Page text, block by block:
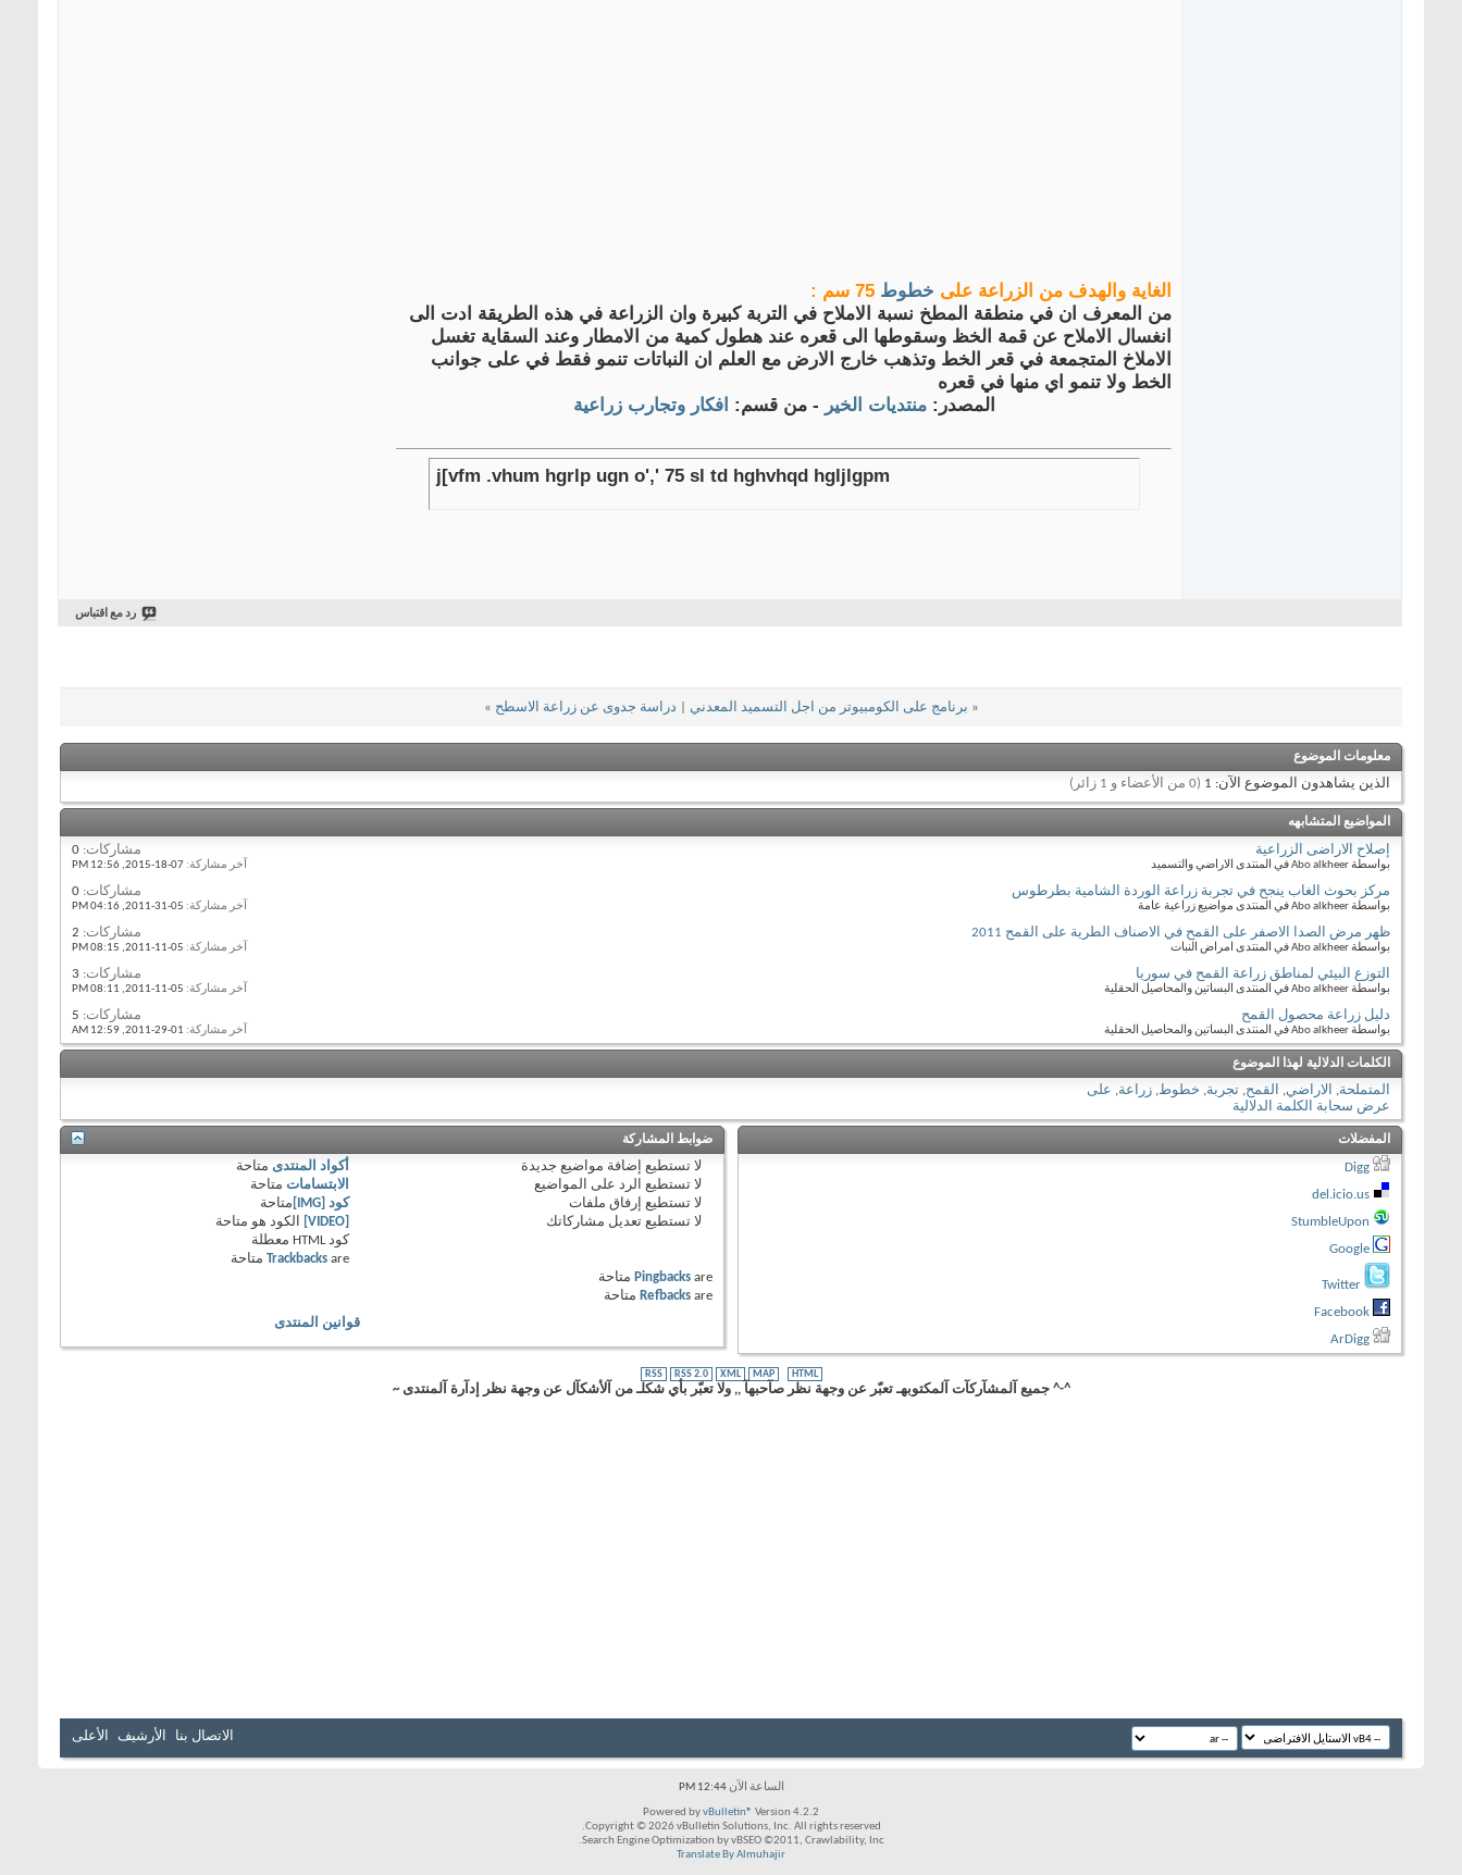
الغاية والهدف من الزراعة على خطوط
من المعرف ان في منطقة المطخ نسبة الاملاح في التربة كبيرة وان الزراعة في هذه الطريقة ادت الى
انغسال الاملاح عن قمة الخظ وسقوطها الى قعره عند هطول كمية من الامطار وعند السقاية تغسل
الاملاخ المتجمعة في قعر الخط وتذهب خارج الارض مع العلم ان النباتات تنمو فقط في على جوانب
الخط ولا تنمو اي منها في قعره
المصدر:منتديات الخير - من قسم: افكار وتجارب زراعية
j[vfm .vhum hgrlp ugn o',' 75 sl td hghvhqd hgljlgpm
رد مع اقتباس
« برنامج على الكومبيوتر من اجل التسميد المعدني دراسة جدوى عن زراعة الاسطح »
معلومات الموضوع
الذين يشاهدون الموضوع الآن: 1 (0 من الأعضاء و 1 زائر)
المواضيع المتشابهه
إصلاح الاراضى الزراعية
بواسطة Abo alkheer في المنتدى الاراضي والتسميد
مشاركات:
آخر مشاركة: 12:56 PM
مركز بحوث الغاب ينجح في تجربة زراعة الوردة الشامية بطرطوس
بواسطة Abo alkheer في المنتدى مواضيع زراعية عامة
مشاركات:
آخر مشاركة: 04:16 PM
ظهر مرض الصدا الاصفر على القمح في الاصناف الطرية على القمح 2011
بواسطة Abo alkheer في المنتدى امراض النبات
مشاركات:
آخر مشاركة: 08:15 PM
التوزع البيئي لمناطق زراعة القمح في سوريا
بواسطة Abo alkheer في المنتدى البساتين والمحاصيل الحقلية
مشاركات:
آخر مشاركة: 08:11 PM
دليل زراعة محصول القمح
بواسطة Abo alkheer في المنتدى البساتين والمحاصيل الحقلية
مشاركات:
آخر مشاركة: 12:59 AM
الكلمات الدلالية لهذا الموضوع
المتملحة, الاراضي, القمح, تجربة, خطوط, زراعة, على
عرض سحابة الكلمة الدلالية
المفضلات
Digg
del.icio.us
StumbleUpon
Google
Twitter
Facebook
ArDigg
ضوابط المشاركة
لا تستطيعإضافة مواضيع جديدة
لا تستطيعالرد على المواضيع
لا تستطيعإرفاق ملفات
لا تستطيعتعديل مشاركاتك
أكواد المنتدى متاحة
الابتسامات متاحة
كود [IMG]
متاحة
الكود هو متاحة
كود HTML
معطلة
Trackbacks are
متاحة
Pingbacks are
متاحة
Refbacks are
متاحة
قوانين المنتدى
RSS RSS 2.0 XML MAP HTML
^-^ جميع آلمشآركآت آلمكتوبهـ تعبّر عن وجهة نظر صآحبهآ ,, ولا تعبّر بأي شكلـ من آلأشكآل عن وجهة نظر إدآرة آلمنتدى ~
الاتصال بنا الأرشيف الأعلى
الساعة الآن12:44 PM
Powered byvBulletin® Version 4.2.2
Copyright © 2026 vBulletin Solutions, Inc. All rights reserved.
Search Engine Optimization by vBSEO ©2011, Crawlability, Inc.
Translate By Almuhajir